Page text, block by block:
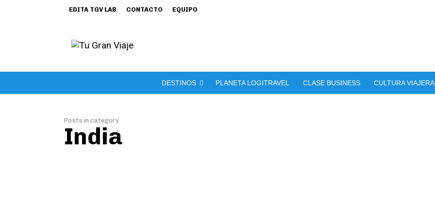
EDITA TGV LAB CONTACTO EQUIPO
DESTINOS PLANETA LOGITRAVEL CLASE BUSINESS CULTURA VIAJERA
Posts in category
India